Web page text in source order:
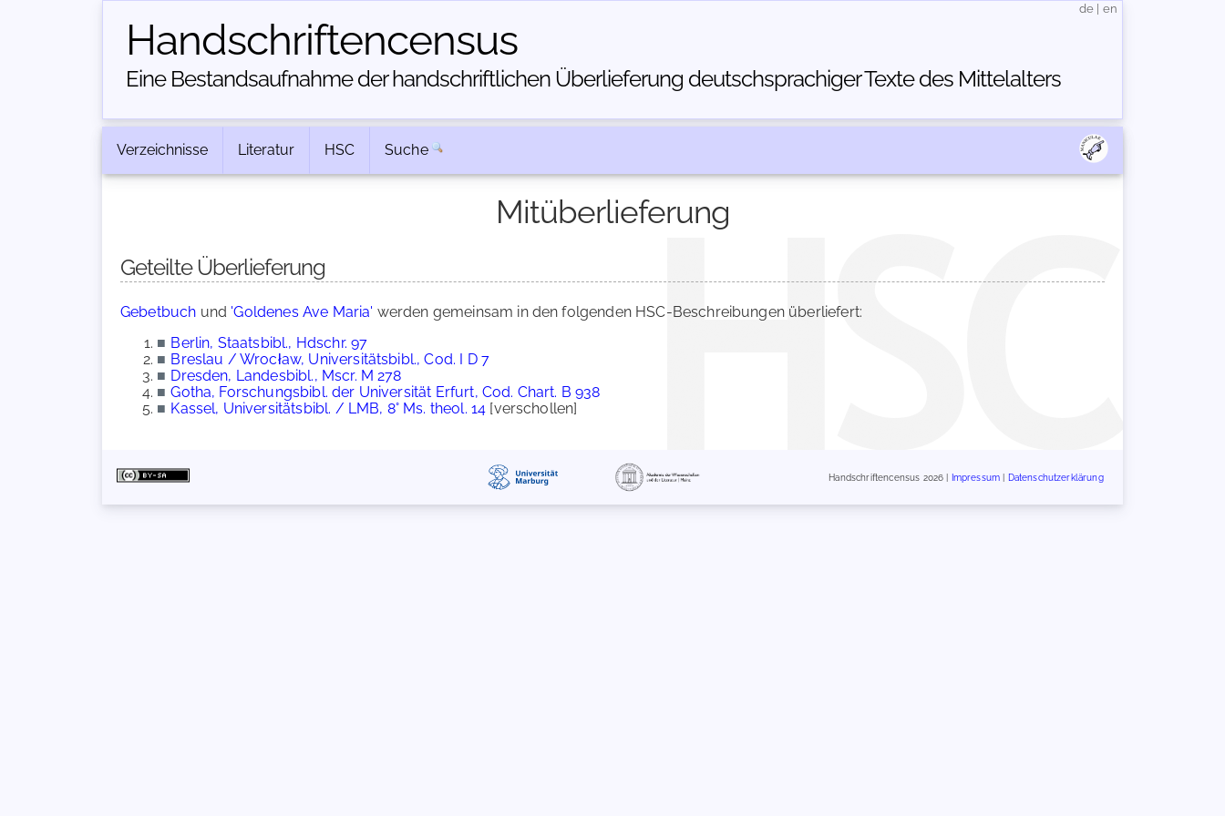
Handschriften­census
Eine Bestandsaufnahme der handschriftlichen Über­lieferung deutschsprachiger Texte des Mittelalters
de en
Verzeichnisse Literatur HSC Suche
Mitüberlieferung
Geteilte Überlieferung
Gebetbuch und 'Goldenes Ave Maria' werden gemeinsam in den folgenden HSC-Beschreibungen überliefert:
■ Berlin, Staatsbibl., Hdschr. 97
■ Breslau / Wrocław, Universitätsbibl., Cod. I D 7
■ Dresden, Landesbibl., Mscr. M 278
■ Gotha, Forschungsbibl. der Universität Erfurt, Cod. Chart. B 938
■ Kassel, Universitätsbibl. / LMB, 8° Ms. theol. 14 [verschollen]
Handschriftencensus 2026 | Impressum Datenschutzerklärung